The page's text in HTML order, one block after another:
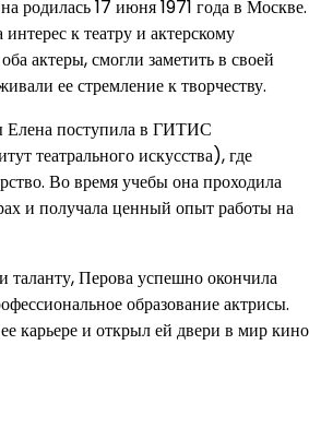
родилась 17 июня 1971 года в Москве.
к театру и актерскому
актеры, смогли заметить в своей
ее стремление к творчеству.
Елена поступила в ГИТИС
театрального искусства), где
Во время учебы она проходила
и получала ценный опыт работы на
таланту, Перова успешно окончила
образование актрисы.
карьере и открыл ей двери в мир кино